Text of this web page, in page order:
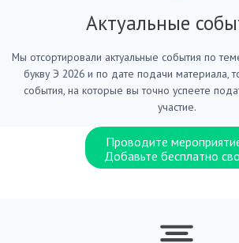
Актуальные
Мы отсортировали актуальные события по
букву Э 2026 и по дате подачи материала,
события, на которые вы точно успеете
участие.
Проводите
Добавьте бесплатно